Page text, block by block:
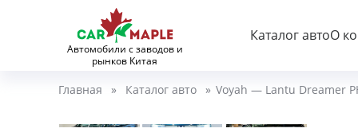
Автомобили с заводов и
рынков Китая
Каталог автоО
Главная » Каталог авто » Voyah — Lantu Dreamer